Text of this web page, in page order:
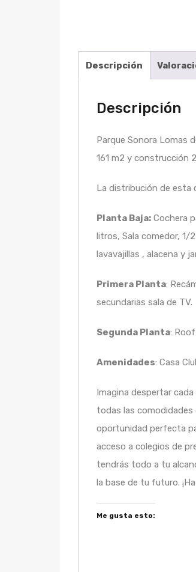
Descripción
Descripción
Parque Sonora Lomas
161 m2 y construcción
La distribución de esta
Planta Baja: Cochera
litros, Sala comedor, 1/
lavavajillas , alacena y
Primera Planta:
secundarias sala de TV.
Segunda Planta:
Amenidades: Casa
Imagina despertar
todas las comodidades
oportunidad perfecta
acceso a colegios de
tendrás todo a tu
la base de tu futuro.
Me gusta esto: